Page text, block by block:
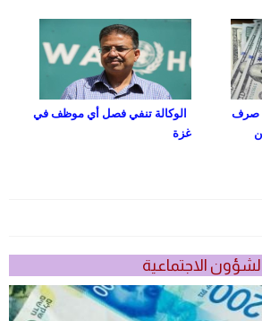
الوكالة تنفي فصل أي موظف في
غزة
صرف
الاجتماعية